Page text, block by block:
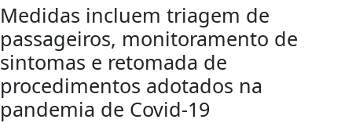
Medidas incluem triagem de
passageiros, monitoramento de
sintomas e retomada de
procedimentos adotados na
pandemia de Covid-19